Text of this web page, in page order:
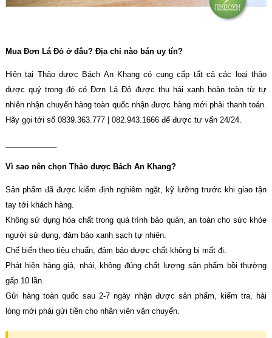
Mua Đơn Lá Đỏ ở đâu? Địa chỉ nào bán uy tín?
Hiện tại Thảo dược Bách An Khang có cung cấp tất cả các loại thảo
dược quý trong đó có Đơn Lá Đỏ được thu hái xanh hoàn toàn từ tự
nhiên nhận chuyển hàng toàn quốc nhận được hàng mới phải thanh toán.
Hãy gọi tới số 0839.363.777 | 082.943.1666 để được tư vấn 24/24.
Vì sao nên chọn Thảo dược Bách An Khang?
Sản phẩm đã được kiểm định nghiêm ngặt, kỹ lưỡng trước khi giao tận
tay tới khách hàng.
Không sử dụng hóa chất trong quá trình bảo quản, an toàn cho sức khỏe
người sử dụng, đảm bảo xanh sạch tự nhiên.
Chế biến theo tiêu chuẩn, đảm bảo dược chất không bị mất đi.
Phát hiện hàng giả, nhái, không đúng chất lượng sản phẩm bồi thường
gấp 10 lần.
Gửi hàng toàn quốc sau 2-7 ngày nhận được sản phẩm, kiểm tra, hài
lòng mới phải gửi tiền cho nhân viên vận chuyển.